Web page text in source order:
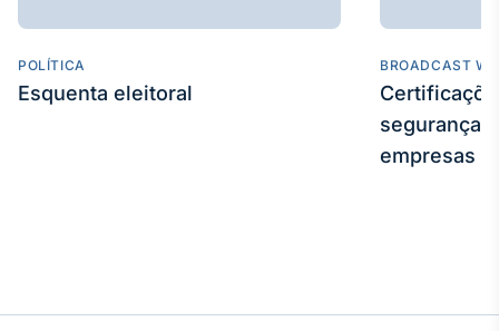
Em breve
POLÍTICA
Esquenta eleitoral
BROADCAST
segurança
empresas